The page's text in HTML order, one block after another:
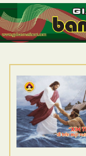
TRANG
GIỚI THIỆU
DÒNG TU
BAN MỤC VỤ
ĐOÀN THỂ CG